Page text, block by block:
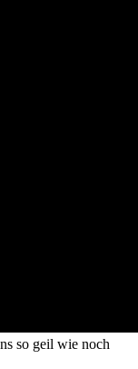
so geil wie noch